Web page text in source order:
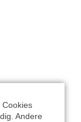
Cookies
Andere